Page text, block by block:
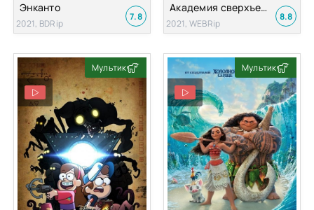
Энканто
2021, BDRip
7.8
Академия сверхъестественного
2021, WEBRip
8.8
Мультик Мультик